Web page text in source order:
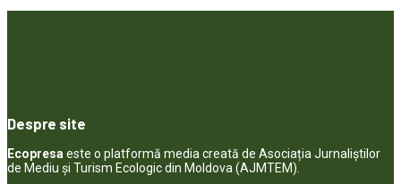
Despre site
Ecopresa este o platformă media creată de Asociația Jurnaliștilor
de Mediu și Turism Ecologic din Moldova (AJMTEM).